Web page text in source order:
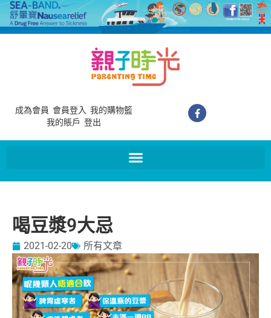
成為會員 會員登入 我的購物籃
我的賬戶 登出
喝豆漿9大忌
2021-02-20 所有文章